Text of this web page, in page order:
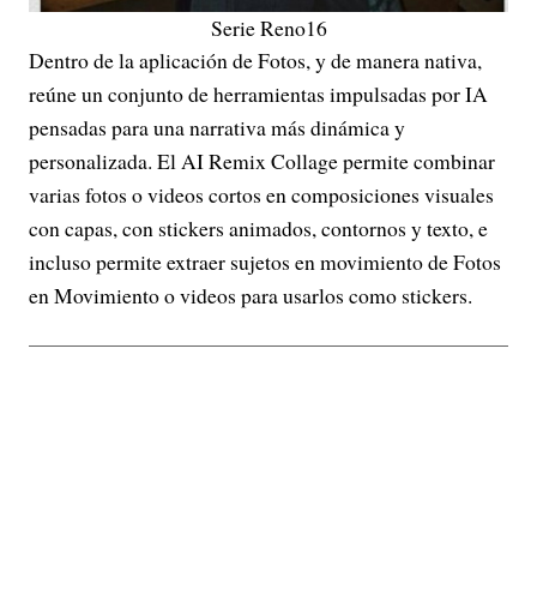
Serie Reno16
Dentro de la aplicación de Fotos, y de manera nativa,
reúne un conjunto de herramientas impulsadas por IA
pensadas para una narrativa más dinámica y
personalizada. El AI Remix Collage permite combinar
varias fotos o videos cortos en composiciones visuales
con capas, con stickers animados, contornos y texto, e
incluso permite extraer sujetos en movimiento de Fotos
en Movimiento o videos para usarlos como stickers.